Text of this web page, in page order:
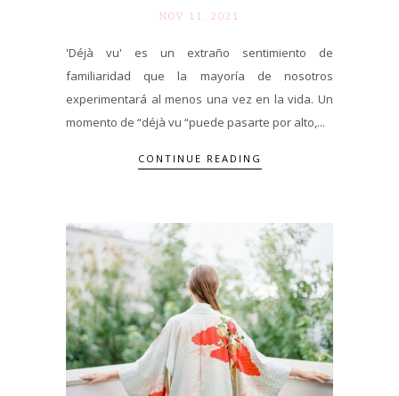
NOV 11. 2021
'Déjà vu' es un extraño sentimiento de
familiaridad que la mayoría de nosotros
experimentará al menos una vez en la vida. Un
momento de “déjà vu “puede pasarte por alto,...
CONTINUE READING